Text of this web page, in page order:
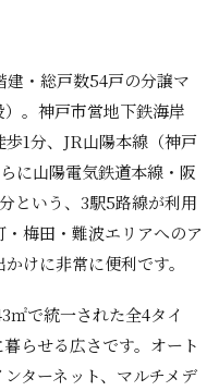
・総戸数54戸の分譲マ
。神戸市営地下鉄海岸
1分、JR山陽本線（神戸
に山陽電気鉄道本線・阪
という、3駅5路線が利用
梅田・難波エリアへのア
けに非常に便利です。
で統一された全4タイ
らせる広さです。オート
ターネット、マルチメデ